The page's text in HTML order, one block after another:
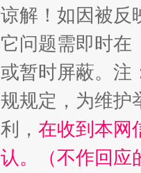
解！如因被
问题需即时在
暂时屏蔽。
规定，为维
， 在收到本网
。（不作回应